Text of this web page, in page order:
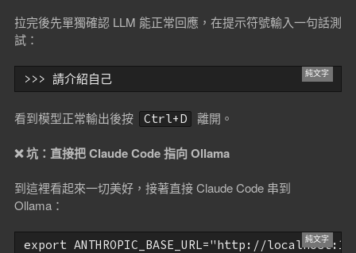
拉完後先單獨確認 LLM 能正常回應，在提示符號輸入一句話測
試：
>>> 請介紹自己
看到模型正常輸出後按 Ctrl+D 離開。
❌ 坑：直接把 Claude Code 指向 Ollama
到這裡看起來一切美好，接著直接 Claude Code 串到
Ollama：
export ANTHROPIC_BASE_URL="http://